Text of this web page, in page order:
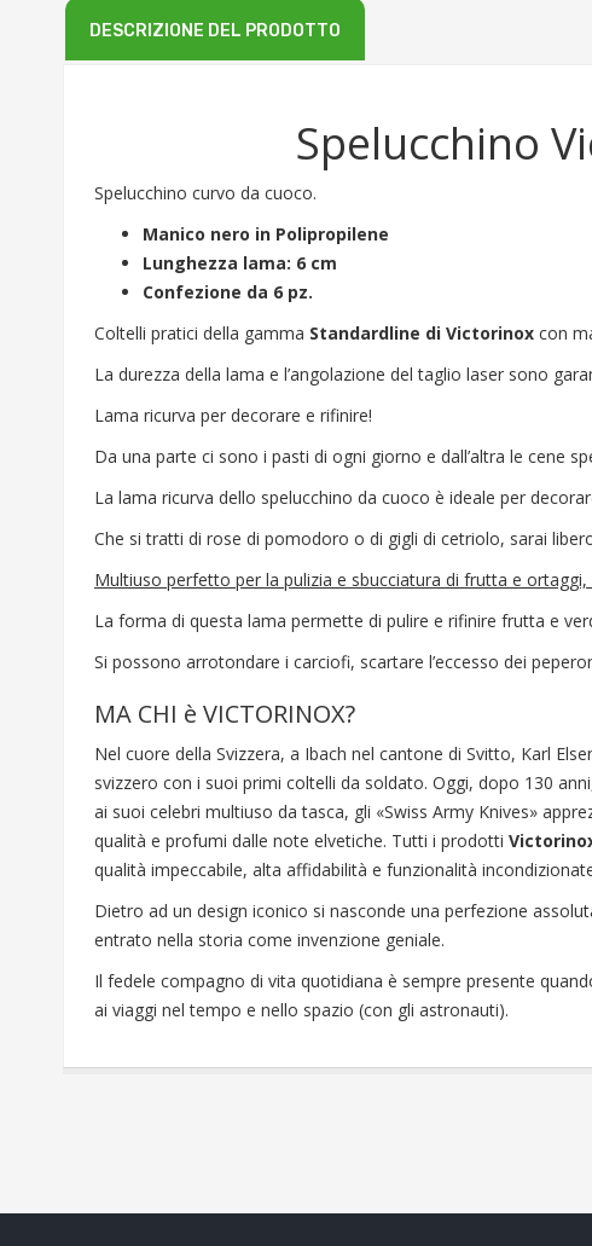
DESCRIZIONE DEL PRODOTTO
Spelucchino
Spelucchino curvo da cuoco.
Manico nero in Polipropilene
Lunghezza lama: 6 cm
Confezione da 6 pz.
Coltelli pratici della gamma Standardline di Victorinox con
La durezza della lama e l’angolazione del taglio laser sono
Lama ricurva per decorare e rifinire!
Da una parte ci sono i pasti di ogni giorno e dall’altra le cene
La lama ricurva dello spelucchino da cuoco è ideale per
Che si tratti di rose di pomodoro o di gigli di cetriolo, sarai
Multiuso perfetto per la pulizia e sbucciatura di frutta e
La forma di questa lama permette di pulire e rifinire frutta e
Si possono arrotondare i carciofi, scartare l’eccesso dei
MA CHI è VICTORINOX?
Nel cuore della Svizzera, a Ibach nel cantone di Svitto, Karl
svizzero con i suoi primi coltelli da soldato. Oggi, dopo 130
ai suoi celebri multiuso da tasca, gli «Swiss Army Knives»
qualità e profumi dalle note elvetiche. Tutti i prodotti
qualità impeccabile, alta affidabilità e funzionalità
Dietro ad un design iconico si nasconde una perfezione
entrato nella storia come invenzione geniale.
Il fedele compagno di vita quotidiana è sempre presente
ai viaggi nel tempo e nello spazio (con gli astronauti).